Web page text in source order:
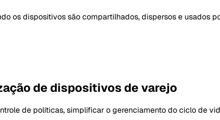
os dispositivos são compartilhados, dispersos e usados
de dispositivos de varejo
de políticas, simplificar o gerenciamento do ciclo de